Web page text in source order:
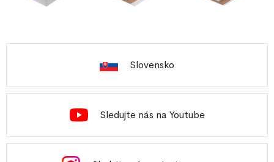
Slovensko
Sledujte nás na Youtube